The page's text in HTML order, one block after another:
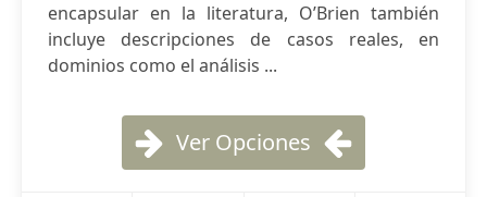
encapsular en la literatura, O’Brien también
incluye descripciones de casos reales, en
dominios como el análisis ...
Ver Opciones